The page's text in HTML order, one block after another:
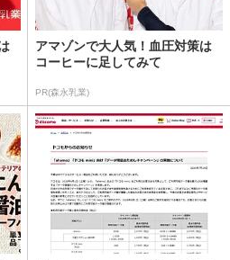
アマゾンで大人気！血圧対策は
コーヒーに足してみて
PR(森永乳業)